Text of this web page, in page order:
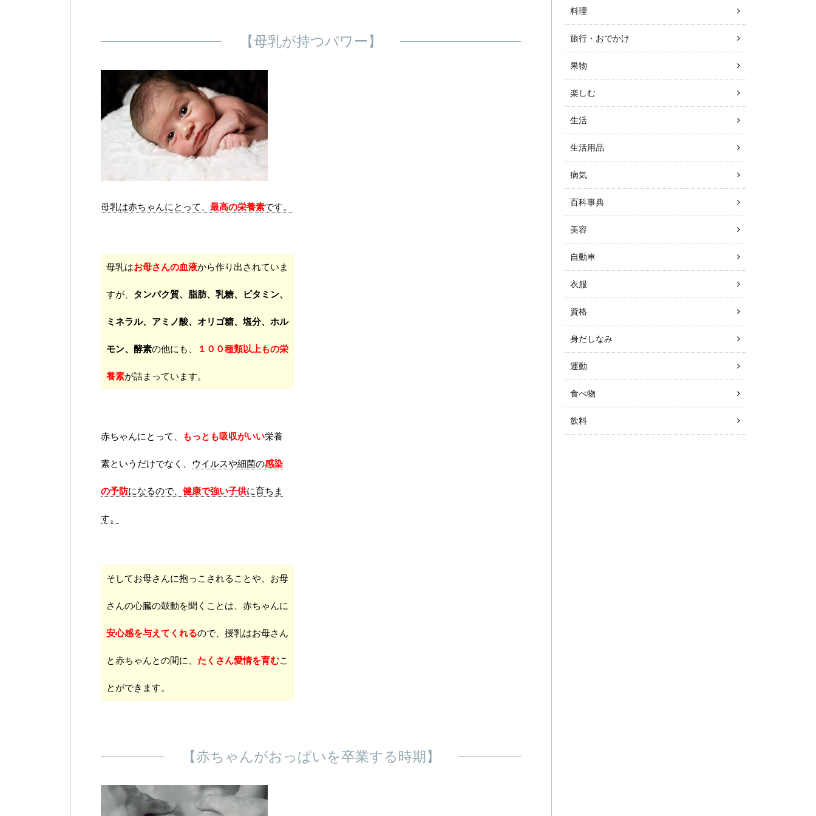
【母乳が持つパワー】
母乳は赤ちゃんにとって、 最高の栄養素です。
母乳はお母さんの血液から作り出されていま
すが、 タンパク質、脂肪、乳糖、ビタミン、
ミネラル、アミノ酸、オリゴ糖、塩分、ホル
モン、酵素の他にも、 １００種類以上もの栄
養素が詰まっています。
赤ちゃんにとって、 もっとも吸収がいい栄養
素というだけでなく、 ウイルスや細菌の感染
の予防になるので、 健康で強い子供に育ちま
す。
そしてお母さんに抱っこされることや、お母
さんの心臓の鼓動を聞くことは、赤ちゃんに
安心感を与えてくれるので、授乳はお母さん
と赤ちゃんとの間に、 たくさん愛情を育むこ
とができます。
【赤ちゃんがおっぱいを卒業する時期】
料理
旅行・おでかけ
果物
楽しむ
生活
生活用品
病気
百科事典
美容
自動車
衣服
資格
身だしなみ
運動
食べ物
飲料